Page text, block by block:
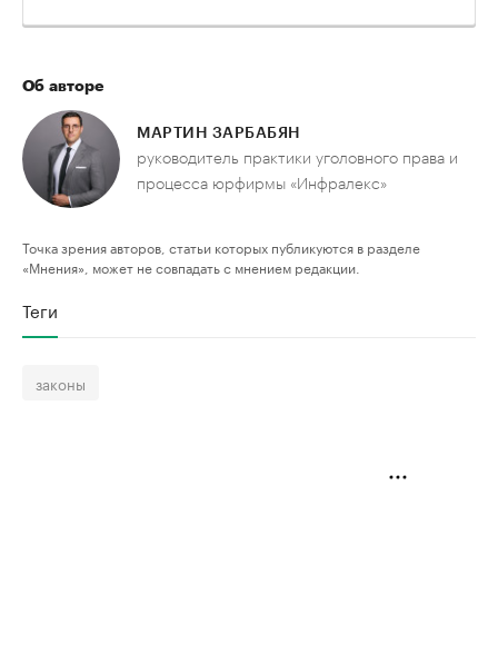
Об авторе
МАРТИН ЗАРБАБЯН
руководитель практики уголовного права и
процесса юрфирмы «Инфралекс»
Точка зрения авторов, статьи которых публикуются в разделе
«Мнения», может не совпадать с мнением редакции.
Теги
законы